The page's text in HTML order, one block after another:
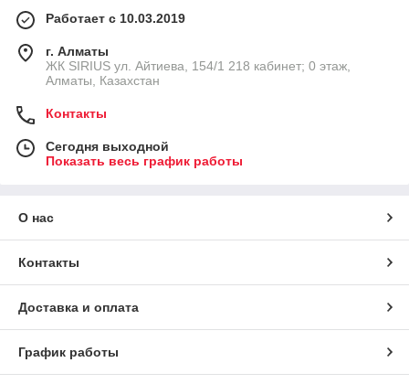
Работает с 10.03.2019
г. Алматы
​ЖК SIRIUS​ ул. Айтиева, 154/1​ 218 кабинет; 0 этаж,
Алматы, Казахстан
Контакты
Сегодня выходной
Показать весь график работы
О нас
Контакты
Доставка и оплата
График работы